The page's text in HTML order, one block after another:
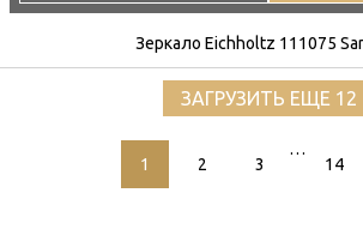
Зеркало Eichholtz 111075
ЗАГРУЗИТЬ ЕЩЕ 12
1 2 3
…
14